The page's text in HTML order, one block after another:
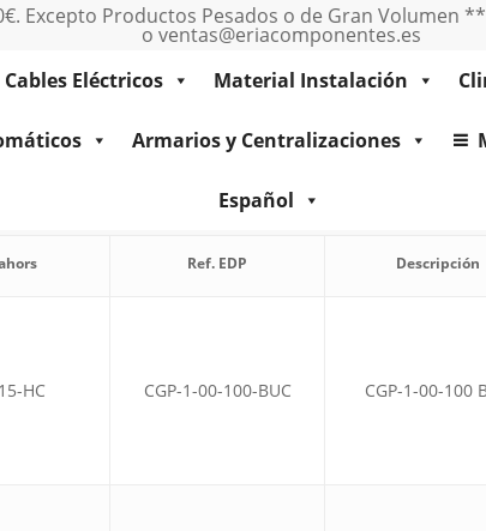
Excepto Productos Pesados o de Gran Volumen
o ventas@eriacomponentes.es
Cables Eléctricos Material Instalación
Armarios y Centralizaciones
Español
Ref. EDP Descripción
HC CGP-1-00-100-BUC CGP-1-00-100